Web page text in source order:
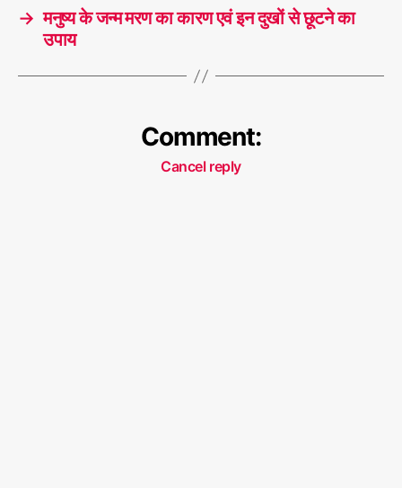
→ मनुष्य के जन्म मरण का कारण एवं इन दुखों से छूटने का
उपाय
Comment:
Cancel reply